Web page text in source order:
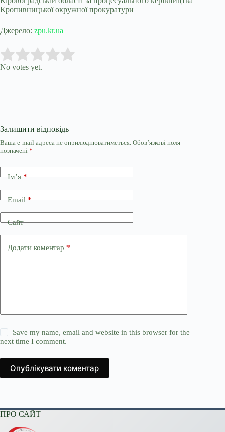
Кропивницької окружної прокуратури
Джерело: zpu.kr.ua
Rate this item:
No votes yet.
Залишити відповідь
Ваша e-mail адреса не оприлюднюватиметься. Обов’язкові поля
позначені *
Ім’я*
Email*
Сайт
Додати коментар *
Save my name, email and website in this browser for the
next time I comment.
Опублікувати коментар
ПРО САЙТ